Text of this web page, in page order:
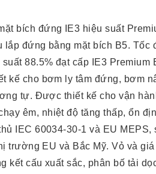
bích đứng IE3 hiệu suất
lắp đứng bằng mặt bích B5. Tốc
88.5% đạt cấp IE3 Premium
kế cho bơm ly tâm đứng, bơm
tự. Được thiết kế cho vận
êm, nhiệt độ tăng thấp, ổn
IEC 60034-30-1 và EU MEPS,
trường EU và Bắc Mỹ. Vỏ và
kết cấu xuất sắc, phân bố tải